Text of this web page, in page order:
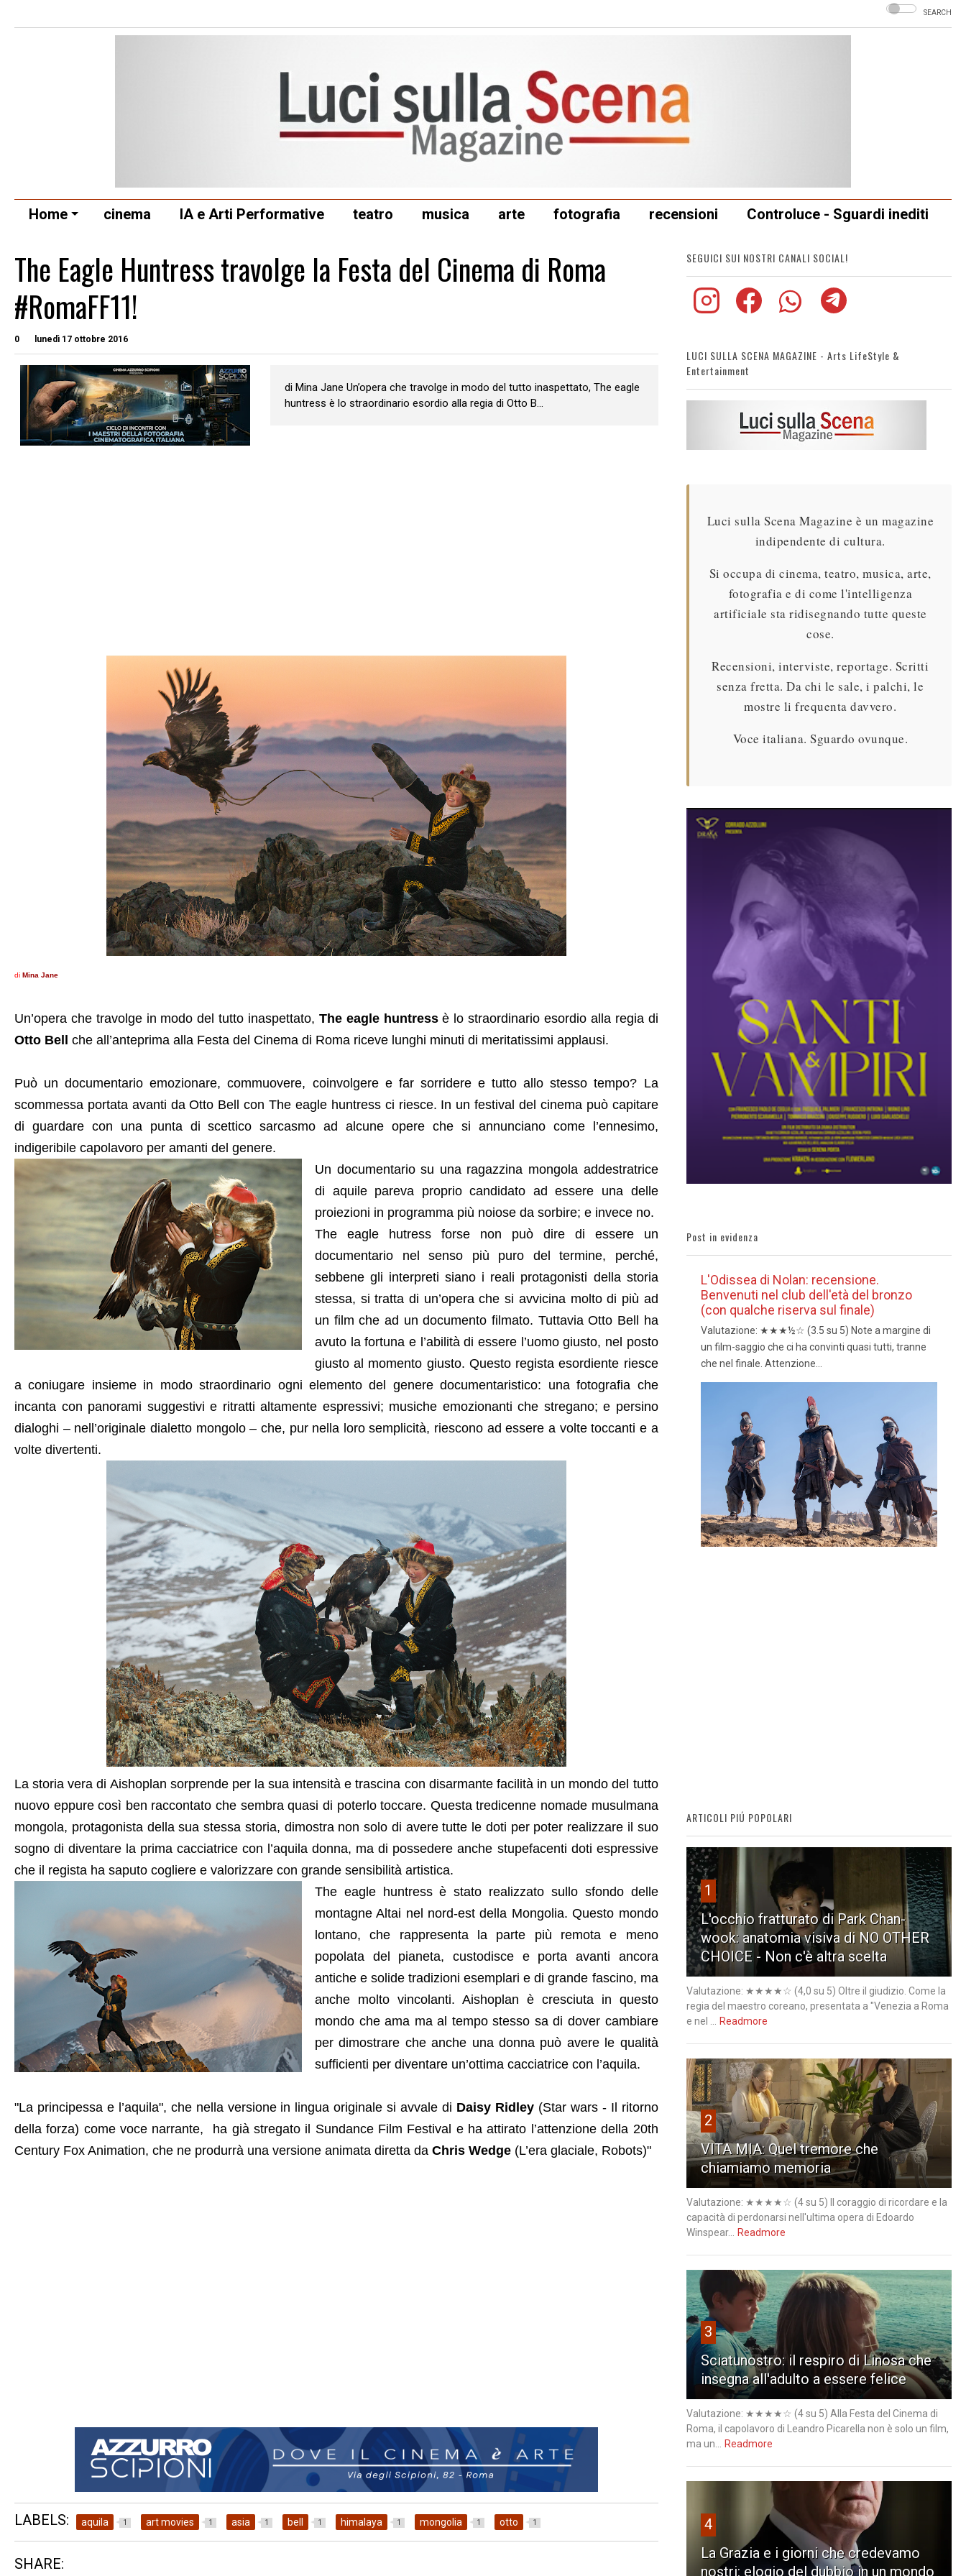
SEARCH
Home cinema IA e Arti Performative teatro musica arte fotografia recensioni Controluce - Sguardi inediti
The Eagle Huntress travolge la Festa del Cinema di Roma
#RomaFF11!
0 lunedì 17 ottobre 2016
di Mina Jane Un’opera che travolge in modo del tutto inaspettato, The eagle
huntress è lo straordinario esordio alla regia di Otto B...
di Mina Jane
Un’opera che travolge in modo del tutto inaspettato, The eagle huntressè lo straordinario esordio alla regia di
Otto Bell
che all’anteprima alla Festa del Cinema di Roma riceve lunghi minuti di meritatissimi applausi.
Può un documentario emozionare, commuovere, coinvolgere e far sorridere e tutto allo stesso tempo? La
scommessa portata avanti da Otto Bell con The eagle huntress ci riesce. In un festival del cinema può capitare
di guardare con una punta di scettico sarcasmo ad alcune opere che si annunciano come l’ennesimo,
indigeribile capolavoro per amanti del genere.
Un documentario su una ragazzina mongola addestratrice
di aquile pareva proprio candidato ad essere una delle
proiezioni in programma più noiose da sorbire; e invece no.
The eagle hutress forse non può dire di essere un
documentario nel senso più puro del termine, perché,
sebbene gli interpreti siano i reali protagonisti della storia
stessa, si tratta di un’opera che si avvicina molto di più ad
un film che ad un documento filmato. Tuttavia Otto Bell ha
avuto la fortuna e l’abilità di essere l’uomo giusto, nel posto
giusto al momento giusto. Questo regista esordiente riesce
a coniugare insieme in modo straordinario ogni elemento del genere documentaristico: una fotografia che
incanta con panorami suggestivi e ritratti altamente espressivi; musiche emozionanti che stregano; e persino
dialoghi – nell’originale dialetto mongolo – che, pur nella loro semplicità, riescono ad essere a volte toccanti e a
volte divertenti.
La storia vera di Aishoplan sorprende per la sua intensità e trascina con disarmante facilità in un mondo del tutto
nuovo eppure così ben raccontato che sembra quasi di poterlo toccare. Questa tredicenne nomade musulmana
mongola, protagonista della sua stessa storia, dimostra non solo di avere tutte le doti per poter realizzare il suo
sogno di diventare la prima cacciatrice con l’aquila donna, ma di possedere anche stupefacenti doti espressive
che il regista ha saputo cogliere e valorizzare con grande sensibilità artistica.
The eagle huntress è stato realizzato sullo sfondo delle
montagne Altai nel nord-est della Mongolia. Questo mondo
lontano, che rappresenta la parte più remota e meno
popolata del pianeta, custodisce e porta avanti ancora
antiche e solide tradizioni esemplari e di grande fascino, ma
anche molto vincolanti. Aishoplan è cresciuta in questo
mondo che ama ma al tempo stesso sa di dover cambiare
per dimostrare che anche una donna può avere le qualità
sufficienti per diventare un’ottima cacciatrice con l’aquila.
"La principessa e l’aquila", che nella versione in lingua originale si avvale di Daisy Ridley(Star wars - Il ritorno
della forza) come voce narrante, ha già stregato il Sundance Film Festival e ha attirato l’attenzione della 20th
Century Fox Animation, che ne produrrà una versione animata diretta da Chris Wedge (L’era glaciale, Robots)"
LABELS: aquila 1 art movies 1 asia 1 bell 1 himalaya 1 mongolia 1 otto 1
SHARE:
SEGUICI SUI NOSTRI CANALI SOCIAL!
LUCI SULLA SCENA MAGAZINE - Arts LifeStyle &
Entertainment
Luci sulla Scena Magazine è un magazine
indipendente di cultura.
Si occupa di cinema, teatro, musica, arte,
fotografia e di come l'intelligenza
artificiale sta ridisegnando tutte queste
cose.
Recensioni, interviste, reportage. Scritti
senza fretta. Da chi le sale, i palchi, le
mostre li frequenta davvero.
Voce italiana. Sguardo ovunque.
Post in evidenza
L'Odissea di Nolan: recensione.
Benvenuti nel club dell'età del bronzo
(con qualche riserva sul finale)
Valutazione: ★★★½☆ (3.5 su 5) Note a margine di
un film-saggio che ci ha convinti quasi tutti, tranne
che nel finale. Attenzione...
ARTICOLI PIÚ POPOLARI
1
L'occhio fratturato di Park Chan-
wook: anatomia visiva di NO OTHER
CHOICE - Non c'è altra scelta
Valutazione: ★★★★☆ (4,0 su 5) Oltre il giudizio. Come la
regia del maestro coreano, presentata a "Venezia a Roma
e nel ...
Readmore
2
VITA MIA: Quel tremore che
chiamiamo memoria
Valutazione: ★★★★☆ (4 su 5) Il coraggio di ricordare e la
capacità di perdonarsi nell'ultima opera di Edoardo
Winspear...
Readmore
3
Sciatunostro: il respiro di Linosa che
insegna all'adulto a essere felice
Valutazione: ★★★★☆ (4 su 5) Alla Festa del Cinema di
Roma, il capolavoro di Leandro Picarella non è solo un film,
ma un...
Readmore
4
La Grazia e i giorni che credevamo
nostri: elogio del dubbio in un mondo